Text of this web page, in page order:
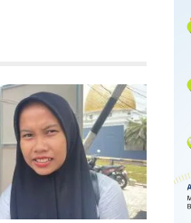
kejahatan